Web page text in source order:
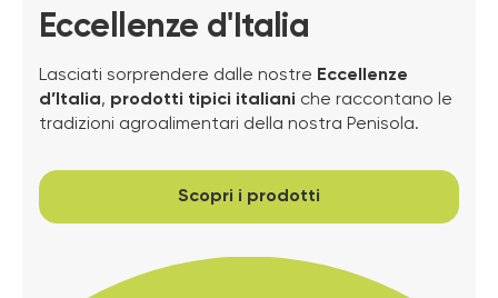
Eccellenze d'Italia
Lasciati sorprendere dalle nostre Eccellenze
d’Italia, prodotti tipici italiani che raccontano le
tradizioni agroalimentari della nostra Penisola.
Scopri i prodotti